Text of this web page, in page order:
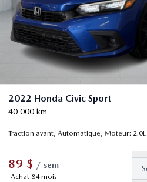
2022 Honda Civic Sport
40 000 km
Traction avant, Automatique, Moteur: 2.0L
89 $ / sem
Achat 84 mois